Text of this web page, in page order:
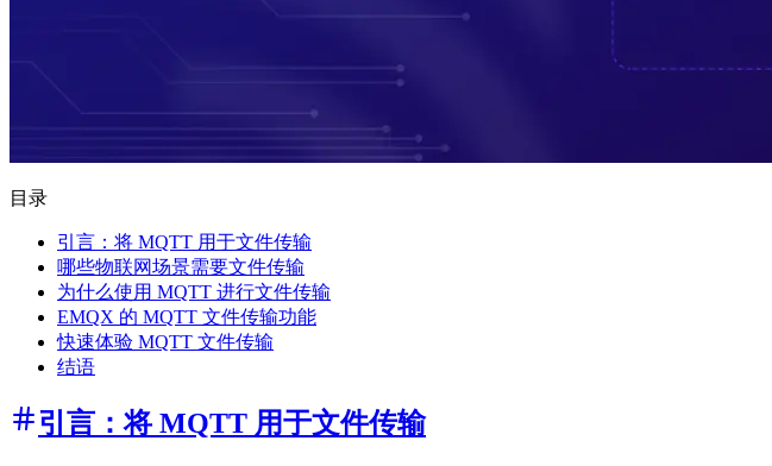
目录
引言：将 MQTT 用于文件传输
哪些物联网场景需要文件传输
为什么使用 MQTT 进行文件传输
EMQX 的 MQTT 文件传输功能
快速体验 MQTT 文件传输
结语
引言：将 MQTT 用于文件传输